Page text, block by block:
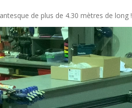
de plus de 4.30 mètres de long !